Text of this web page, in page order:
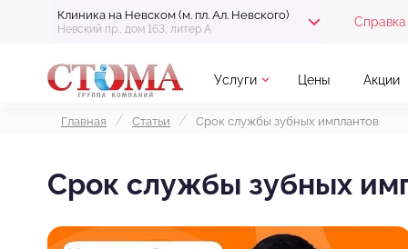
Клиника на Невском (м. пл. Ал. Невского)
Невский пр., дом 163, литер А Справка
Услуги Цены Акции
Главная Статьи Срок службы зубных имплантов
Срок службы зубных